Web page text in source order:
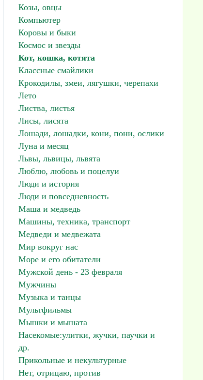
Козы, овцы
Компьютер
Коровы и быки
Космос и звезды
Кот, кошка, котята
Классные смайлики
Крокодилы, змеи, лягушки, черепахи
Лето
Листва, листья
Лисы, лисята
Лошади, лошадки, кони, пони, ослики
Луна и месяц
Львы, львицы, львята
Люблю, любовь и поцелуи
Люди и история
Люди и повседневность
Маша и медведь
Машины, техника, транспорт
Медведи и медвежата
Мир вокруг нас
Море и его обитатели
Мужской день - 23 февраля
Мужчины
Музыка и танцы
Мультфильмы
Мышки и мышата
Насекомые:улитки, жучки, паучки и
др.
Прикольные и некультурные
Нет, отрицаю, против